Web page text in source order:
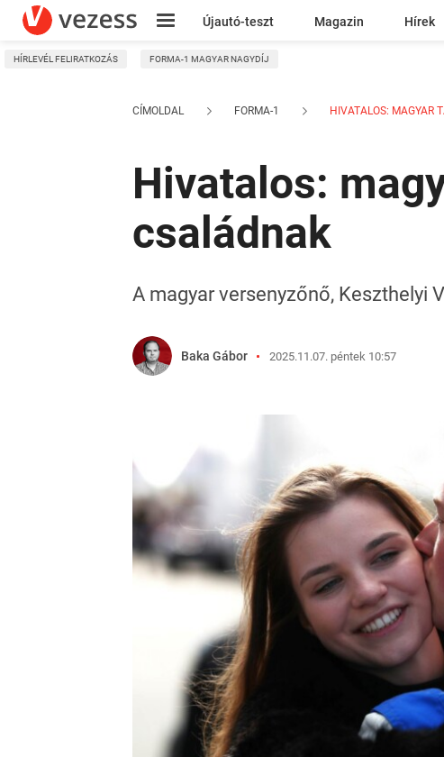
Újautó-teszt Magazin Hírek
Kresz
HÍRLEVÉL FELIRATKOZÁS FORMA-1 MAGYAR NAGYDÍJ
CÍMOLDAL FORMA-1 HIVATALOS: MAGYAR
Hivatalos:
családnak
A magyar versenyzőnő, Keszthelyi
Baka Gábor 2025.11.07. péntek 10:57